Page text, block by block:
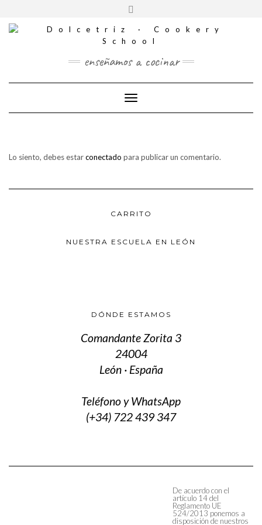
contenido
CONTACTO
SOCIALEScabecera
enseñamos a cocinar
Cambiar modo de navegación
Lo siento, debes estarconectado para publicar un comentario.
CARRITO
NUESTRA ESCUELA EN LEÓN
DÓNDE ESTAMOS
Comandante Zorita 3
24004
León · España
Teléfono y WhatsApp
(+34) 722 439 347
De acuerdo con el
artículo 14 del
Reglamento UE
524/2013 ponemos a
disposición de nuestros